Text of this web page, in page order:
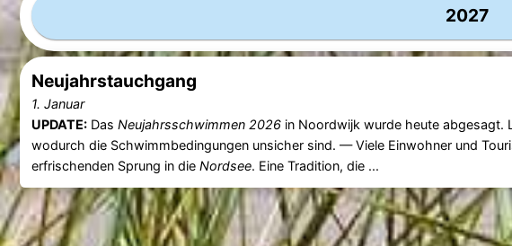
2027
Neujahrstauchgang
1. Januar
UPDATE:Das Neujahrsschwimmen 2026in Noordwijk wurde heute abgesagt.
wodurch die Schwimmbedingungen unsicher sind. — Viele Einwohner und
erfrischenden Sprung in die Nordsee. Eine Tradition, die ...